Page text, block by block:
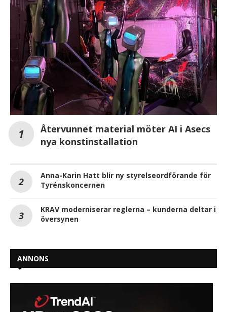
Återvunnet material möter AI i Asecs
nya konstinstallation
Anna-Karin Hatt blir ny styrelseordförande för
Tyrénskoncernen
KRAV moderniserar reglerna – kunderna deltar i
översynen
ANNONS